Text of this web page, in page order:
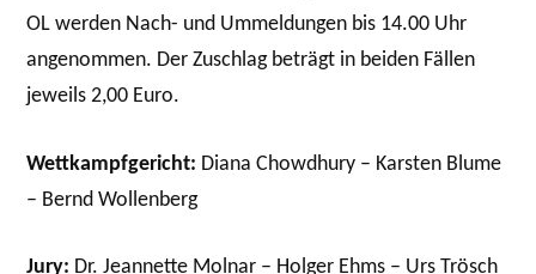
OL werden Nach- und Ummeldungen bis 14.00 Uhr
angenommen. Der Zuschlag beträgt in beiden Fällen
jeweils 2,00 Euro.
Wettkampfgericht: Diana Chowdhury – Karsten Blume
– Bernd Wollenberg
Jury: Dr. Jeannette Molnar – Holger Ehms – Urs Trösch